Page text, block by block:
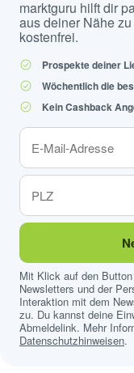
marktguru hilft dir
aus deiner Nähe
kostenfrei.
Prospekte deiner
Wöchentlich die
Kein Cashback
Mit Klick auf den
Newsletters und der
Interaktion mit dem
zu. Du kannst deine
Abmeldelink. Mehr
Datenschutzhinweisen.